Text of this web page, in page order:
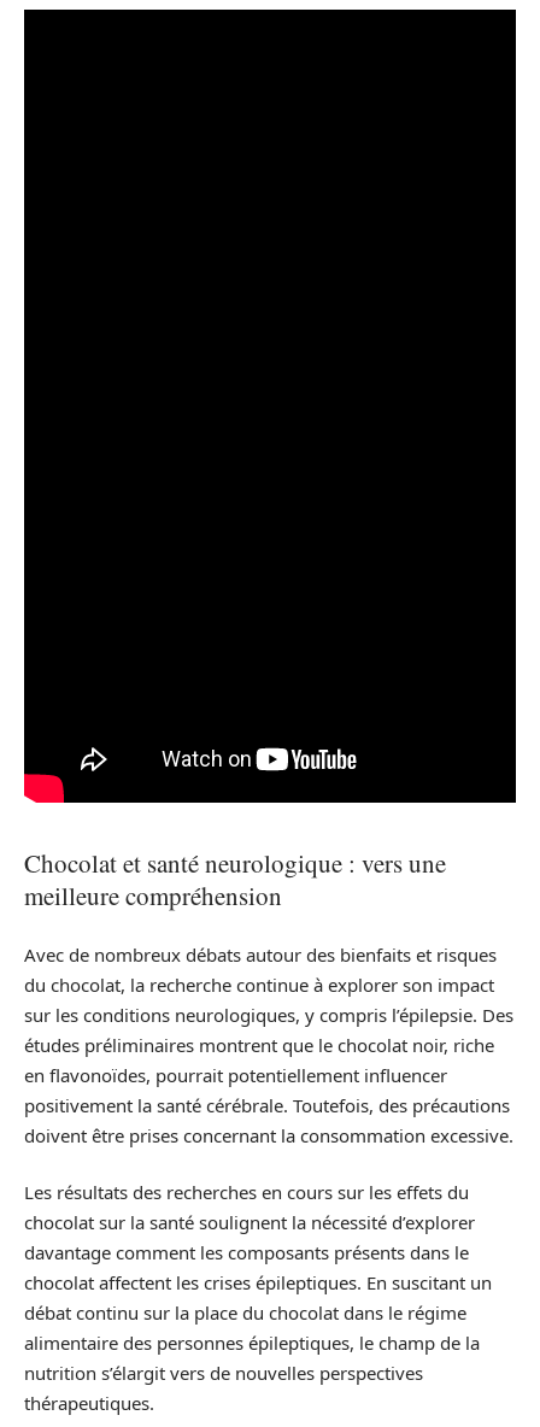
Chocolat et santé neurologique : vers une
meilleure compréhension
Avec de nombreux débats autour des bienfaits et risques
du chocolat, la recherche continue à explorer son impact
sur les conditions neurologiques, y compris l’épilepsie. Des
études préliminaires montrent que le chocolat noir, riche
en flavonoïdes, pourrait potentiellement influencer
positivement la santé cérébrale. Toutefois, des précautions
doivent être prises concernant la consommation excessive.
Les résultats des recherches en cours sur les effets du
chocolat sur la santé soulignent la nécessité d’explorer
davantage comment les composants présents dans le
chocolat affectent les crises épileptiques. En suscitant un
débat continu sur la place du chocolat dans le régime
alimentaire des personnes épileptiques, le champ de la
nutrition s’élargit vers de nouvelles perspectives
thérapeutiques.